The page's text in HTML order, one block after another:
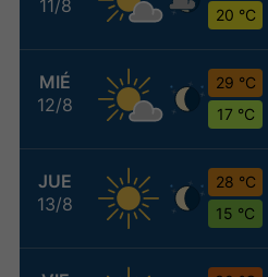
11/8
20 °C
MIÉ
12/8
29 °C
17 °C
JUE
13/8
28 °C
15 °C